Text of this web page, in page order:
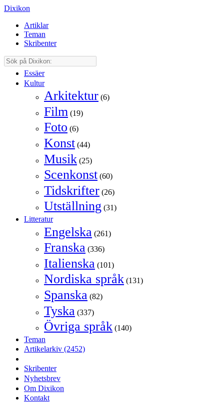
Dixikon
Artiklar
Teman
Skribenter
Essäer
Kultur
Arkitektur (6)
Film (19)
Foto (6)
Konst (44)
Musik (25)
Scenkonst (60)
Tidskrifter (26)
Utställning (31)
Litteratur
Engelska (261)
Franska (336)
Italienska (101)
Nordiska språk (131)
Spanska (82)
Tyska (337)
Övriga språk (140)
Teman
Artikelarkiv (2452)
Skribenter
Nyhetsbrev
Om Dixikon
Kontakt